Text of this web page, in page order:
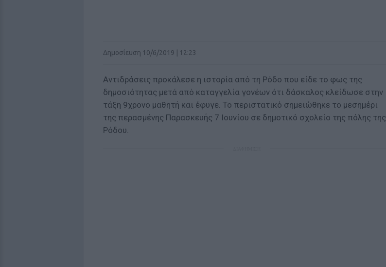
Δημοσίευση 10/6/2019 | 12:23
Αντιδράσεις προκάλεσε η ιστορία από τη Ρόδο που είδε το φως της
δημοσιότητας μετά από καταγγελία γονέων ότι δάσκαλος κλείδωσε στην
τάξη 9χρονο μαθητή και έφυγε. Το περιστατικό σημειώθηκε το μεσημέρι
της περασμένης Παρασκευής 7 Ιουνίου σε δημοτικό σχολείο της πόλης της
Ρόδου.